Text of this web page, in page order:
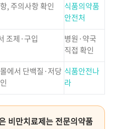
, 주의사항 확인
식품의약품
안전처
조제·구입
병원·약국
직접 확인
에서 단백질·저당 식품안전나
라
비만치료제는 전문의약품